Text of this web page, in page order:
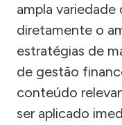
ampla
diretamente o
estratégias de
de gestão
conteúdo
ser aplicado